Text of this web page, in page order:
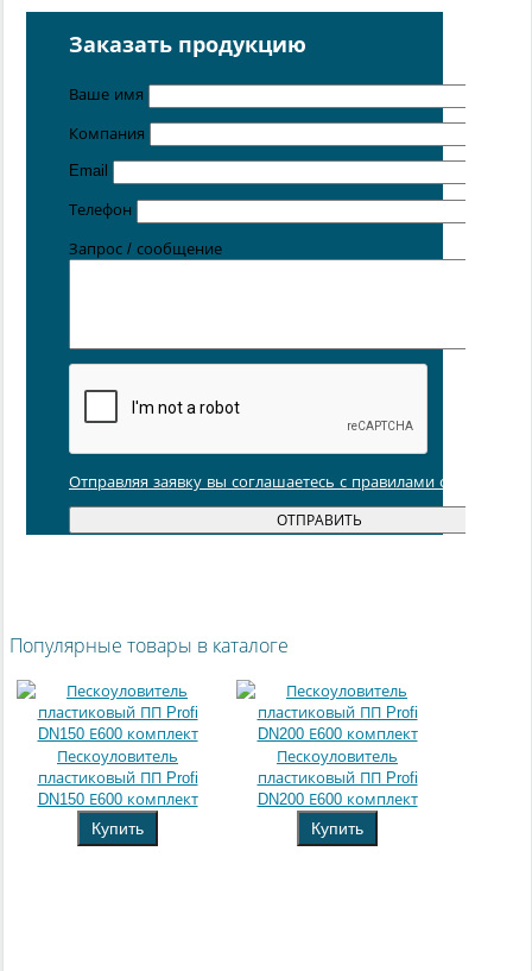
Поставка осуществляется с производственных площадок,
расположенных вСанкт-Петербурге
Заказать продукцию
Ваше имя
Компания
Email
Телефон
Запрос / сообщение
Отправляя заявку вы соглашаетесь с правилами обработки
Популярные товары в каталоге
Пескоуловитель
пластиковый ПП Profi
DN150 Е600 комплект
Купить
Пескоуловитель
пластиковый ПП Profi
DN200 Е600 комплект
Купить